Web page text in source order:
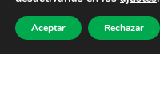
Aceptar Rechazar